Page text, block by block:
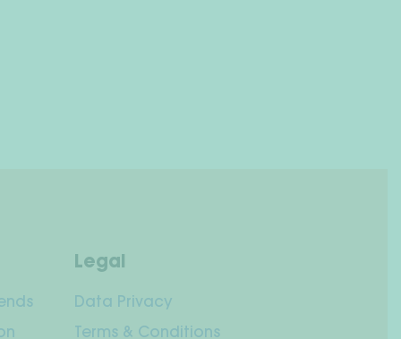
Legal
Data Privacy
Terms & Conditions